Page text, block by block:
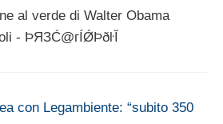
al verde di Walter Obama
- ÞЯЗĆ@гÍǾÞðŀĬ
con Legambiente: “subito 350